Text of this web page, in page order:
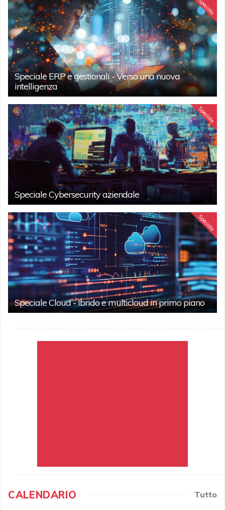
Speciale
Speciale ERP e gestionali - Verso una nuova
intelligenza
Speciale
Speciale Cybersecurity aziendale
Speciale
Speciale Cloud - Ibrido e multicloud in primo piano
CALENDARIO Tutto